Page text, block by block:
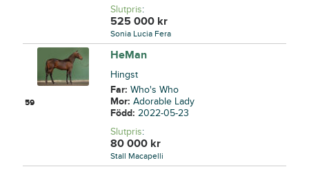
Slutpris:
525 000 kr
Sonia Lucia Fera
59
HeMan
Hingst
Far:Who's Who
Mor:Adorable Lady
Född:2022-05-23
Slutpris:
80 000 kr
Stall Macapelli